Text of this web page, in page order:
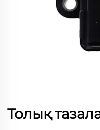
Толық